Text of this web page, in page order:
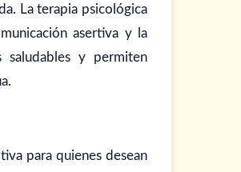
La terapia psicológica
asertiva y la
saludables y permiten
para quienes desean